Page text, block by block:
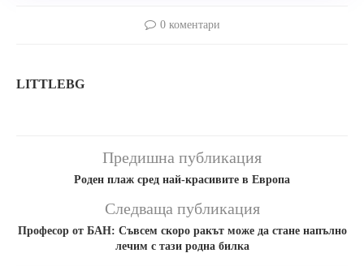
0 коментари
LITTLEBG
Предишна публикация
Роден плаж сред най-красивите в Европа
Следваща публикация
Професор от БАН: Съвсем скоро ракът може да стане напълно
лечим с тази родна билка